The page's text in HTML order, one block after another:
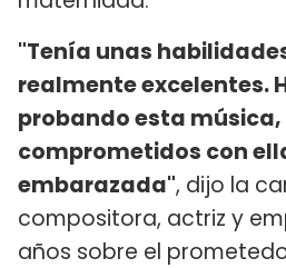
"Tenía unas
realmente excelentes.
probando esta
comprometidos con
embarazada", dijo la
compositora, actriz y
años sobre el